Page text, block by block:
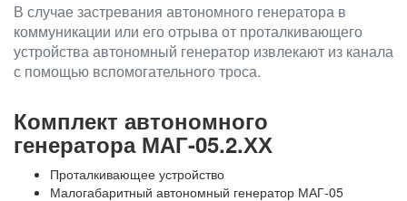
В случае застревания автономного генератора в
коммуникации или его отрыва от проталкивающего
устройства автономный генератор извлекают из канала
с помощью вспомогательного троса.
Комплект автономного
генератора МАГ-05.2.ХХ
Проталкивающее устройство
Малогабаритный автономный генератор МАГ-05